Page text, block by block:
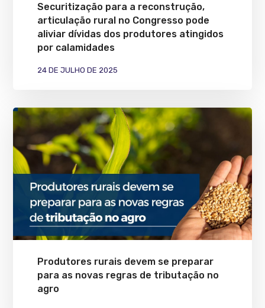
Securitização para a reconstrução,
articulação rural no Congresso pode
aliviar dívidas dos produtores atingidos
por calamidades
24 DE JULHO DE 2025
Produtores rurais devem se preparar
para as novas regras de tributação no
agro